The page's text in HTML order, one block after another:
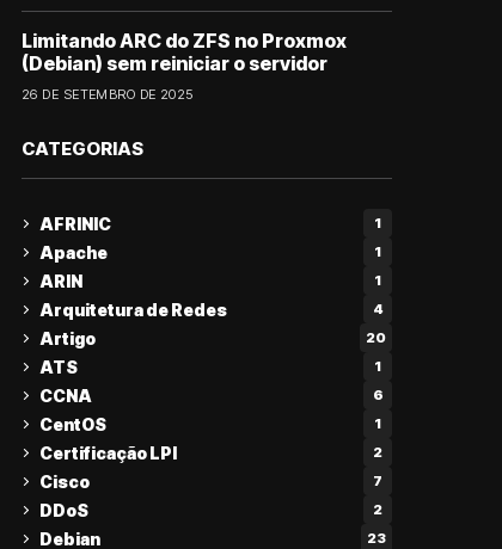
Limitando ARC do ZFS no Proxmox
(Debian) sem reiniciar o servidor
26 DE SETEMBRO DE 2025
CATEGORIAS
AFRINIC 1
Apache 1
ARIN 1
Arquitetura de Redes 4
Artigo 20
ATS 1
CCNA 6
CentOS 1
Certificação LPI 2
Cisco 7
DDoS 2
Debian 23